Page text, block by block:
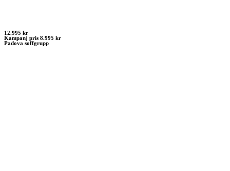
12.995 kr
Kampanj pris 8.995 kr
Padova soffgrupp